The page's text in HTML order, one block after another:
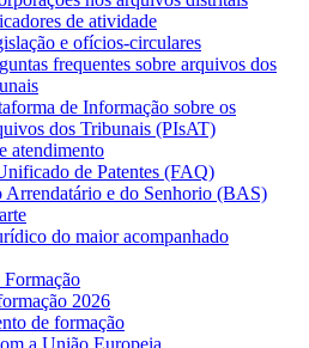
de atividade
e ofícios-circulares
frequentes sobre arquivos dos
de Informação sobre os
dos Tribunais (PIsAT)
atendimento
de Patentes (FAQ)
Arrendatário e do Senhorio (BAS)
do maior acompanhado
2026
de formação
a União Europeia